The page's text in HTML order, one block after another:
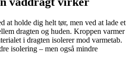
at holde dig helt tør, men ved at lade et
dragten og huden. Kroppen varmer
i dragten isolerer mod varmetab.
isolering – men også mindre